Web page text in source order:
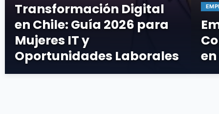
Transformación Digital
en Chile: Guía 2026 para
Mujeres IT y
Oportunidades Laborales